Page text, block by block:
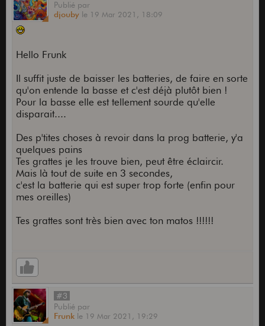
Publié par
djouby le 19 Mar 2021, 18:09
Hello Frunk
Il suffit juste de baisser les batteries, de faire en sorte
qu'on entende la basse et c'est déjà plutôt bien !
Pour la basse elle est tellement sourde qu'elle
disparait....
Des p'tites choses à revoir dans la prog batterie, y'a
quelques pains
Tes grattes je les trouve bien, peut être éclaircir.
Mais là tout de suite en 3 secondes,
c'est la batterie qui est super trop forte (enfin pour
mes oreilles)
Tes grattes sont très bien avec ton matos !!!!!!
#3
Publié par
Frunk le 19 Mar 2021, 19:29